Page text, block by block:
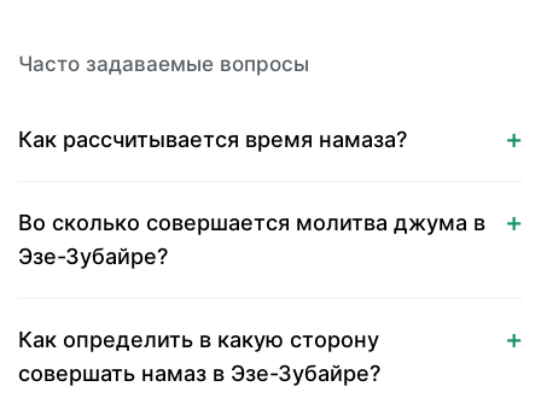
Часто задаваемые вопросы
Как рассчитывается время намаза?
Во сколько совершается молитва джума в
Эзе-Зубайре?
Как определить в какую сторону
совершать намаз в Эзе-Зубайре?